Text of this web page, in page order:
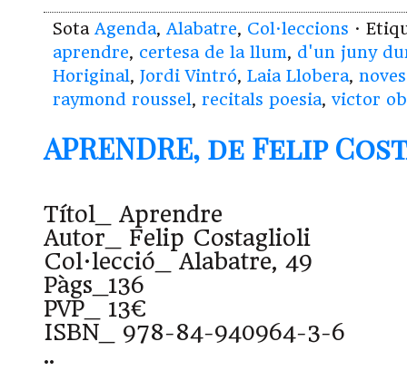
Sota Agenda, Alabatre, Col·leccions ·
aprendre, certesa de la llum, d'un juny
Horiginal, Jordi Vintró, Laia Llobera,
raymond roussel, recitals poesia, victor
APRENDRE, de Felip
Títol_ Aprendre
Autor_ Felip Costaglioli
Col·lecció_ Alabatre, 49
Pàgs_136
PVP_ 13€
ISBN_ 978-84-940964-3-6
..